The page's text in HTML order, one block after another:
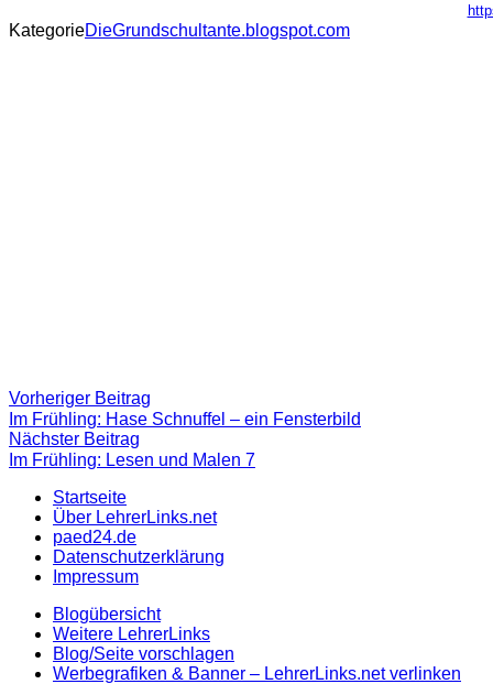
KategorieDieGrundschultante.blogspot.com
Beitragsnavigation
Vorheriger Beitrag
Beitrag:
Im Frühling: Hase Schnuffel – ein Fensterbild
Nächster Beitrag
Beitrag
Im Frühling: Lesen und Malen 7
Startseite
Über LehrerLinks.net
paed24.de
Datenschutzerklärung
Impressum
Blogübersicht
Weitere LehrerLinks
Blog/Seite vorschlagen
Werbegrafiken & Banner – LehrerLinks.net verlinken